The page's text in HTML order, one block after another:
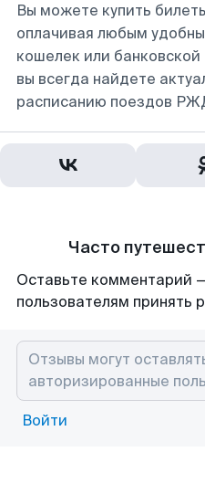
Вы можете купить
оплачивая любым
кошелек или
вы всегда найдете
расписанию поездов
Часто
Оставьте комментарий
пользователям принять
Войти